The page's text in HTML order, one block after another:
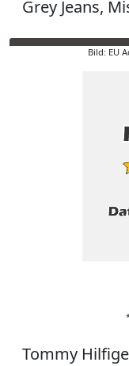
Grey Jeans,
Bild: EU
Tommy